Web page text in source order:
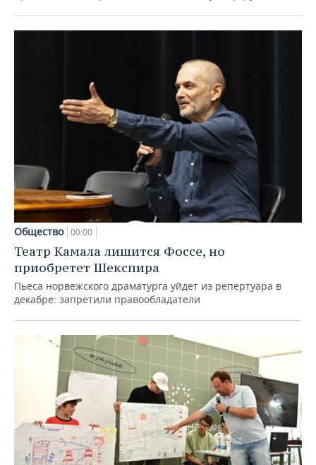
Общество 00:00
Театр Камала лишится Фоссе, но
приобретет Шекспира
Пьеса норвежского драматурга уйдет из репертуара в
декабре: запретили правообладатели